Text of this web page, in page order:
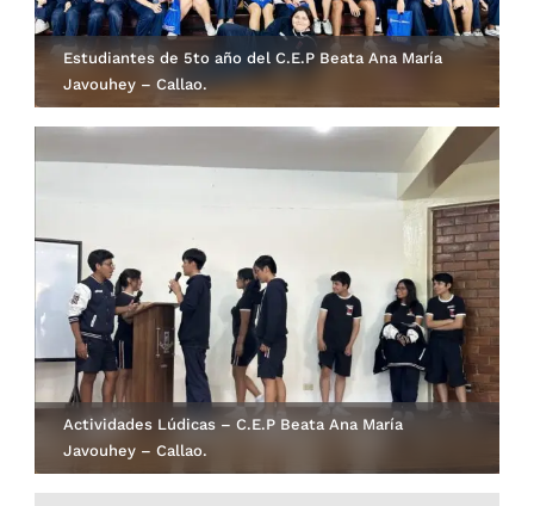
Estudiantes de 5to año del C.E.P Beata Ana María
Javouhey – Callao.
Actividades Lúdicas – C.E.P Beata Ana María
Javouhey – Callao.